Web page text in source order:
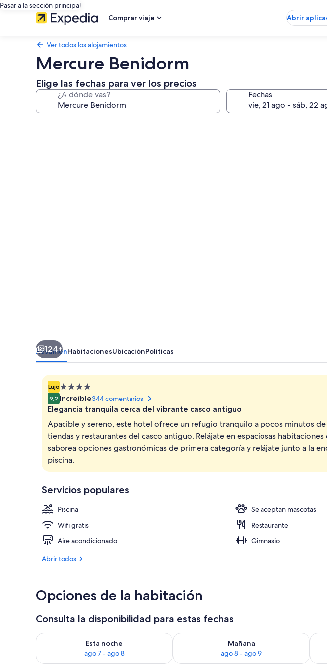
Pasar a la sección principal
Comprar viaje
Abrir
Ver todos los alojamientos
Mercure Benidorm
Elige las fechas para ver los precios
¿A dónde vas? Fechas
Se sirven almuerzos y cenas
124+
ResumenHabitacionesUbicaciónPolíticas
LujoAlojamiento
de
4.0 estrellas
9,2 Increíble344 comentarios
Elegancia tranquila cerca del vibrante casco antiguo
Apacible y sereno, este hotel ofrece un refugio tranquilo a pocos minutos de
tiendas y restaurantes del casco antiguo. Relájate en espaciosas
saborea opciones gastronómicas de primera categoría y relájate junto a la
piscina.
Servicios populares
Piscina
Se aceptan mascotas
Wifi gratis
Restaurante
Aire acondicionado
Gimnasio
Abrir todos
Opciones de la habitación
Consulta la disponibilidad para estas fechas
Esta noche
ago 7 - ago 8
Consulta la disponibilidad para esta noche, ago 7 - ago 8
Mañana
ago 8 - ago 9
Consulta la disponibilidad para mañana,